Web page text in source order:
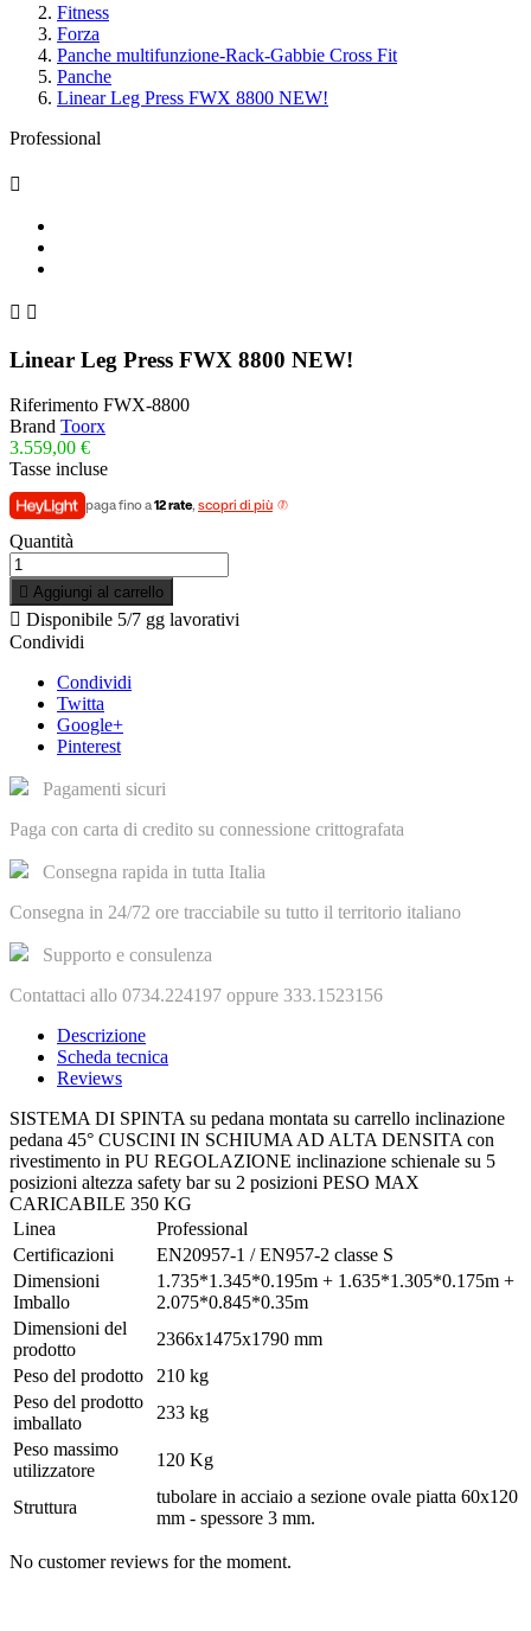
Fitness
Forza
Panche multifunzione-Rack-Gabbie Cross Fit
Panche
Linear Leg Press FWX 8800 NEW!
Professional

 
Linear Leg Press FWX 8800 NEW!
Riferimento FWX-8800
Brand Toorx
3.559,00 €
Tasse incluse
paga fino a12 rate, scopri di più
Quantità
 Aggiungi al carrello
 Disponibile 5/7 gg lavorativi
Condividi
Condividi
Twitta
Google+
Pinterest
Pagamenti sicuri
Paga con carta di credito su connessione crittografata
Consegna rapida in tutta Italia
Consegna in 24/72 ore tracciabile su tutto il territorio italiano
Supporto e consulenza
Contattaci allo 0734.224197 oppure 333.1523156
Descrizione
Scheda tecnica
Reviews
SISTEMA DI SPINTA su pedana montata su carrello inclinazione
pedana 45° CUSCINI IN SCHIUMA AD ALTA DENSITA con
rivestimento in PU REGOLAZIONE inclinazione schienale su 5
posizioni altezza safety bar su 2 posizioni PESO MAX
CARICABILE 350 KG
Linea
Professional
Certificazioni
EN20957-1 / EN957-2 classe S
Dimensioni
Imballo
1.735*1.345*0.195m + 1.635*1.305*0.175m +
2.075*0.845*0.35m
Dimensioni del
prodotto
2366x1475x1790 mm
Peso del prodotto
210 kg
Peso del prodotto
imballato
233 kg
Peso massimo
utilizzatore
120 Kg
Struttura
tubolare in acciaio a sezione ovale piatta 60x120
mm - spessore 3 mm.
No customer reviews for the moment.